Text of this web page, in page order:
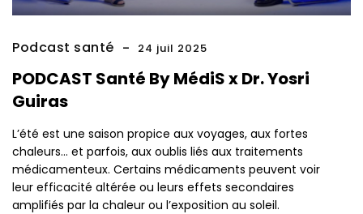
Podcast santé 24 juil 2025
PODCAST Santé By MédiS x Dr. Yosri
Guiras
L’été est une saison propice aux voyages, aux fortes
chaleurs… et parfois, aux oublis liés aux traitements
médicamenteux. Certains médicaments peuvent voir
leur efficacité altérée ou leurs effets secondaires
amplifiés par la chaleur ou l’exposition au soleil.